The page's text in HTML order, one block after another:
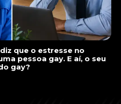
que o estresse no
pessoa gay. E aí, o seu
gay?